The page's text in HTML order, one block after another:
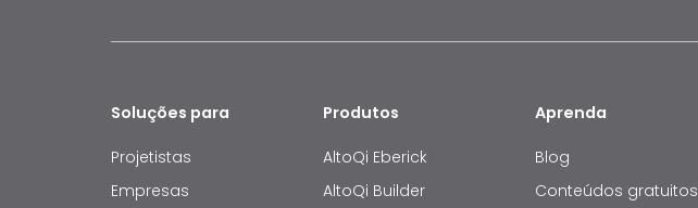
Soluções para
Projetistas
Empresas
Produtos
AltoQi Eberick
AltoQi Builder
Aprenda
Blog
Conteúdos gratuitos